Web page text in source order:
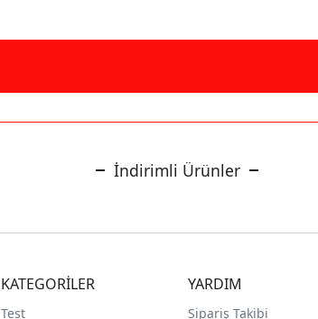
İndirimli Ürünler
KATEGORİLER
Test
YARDIM
Sipariş Takibi